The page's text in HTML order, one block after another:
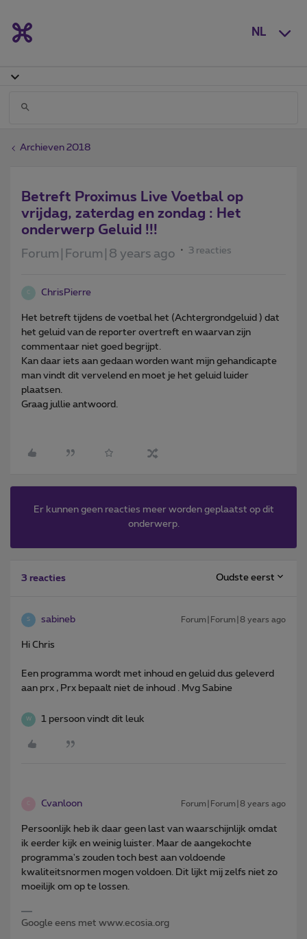
NL
Archieven 2018
Betreft Proximus Live Voetbal op
vrijdag, zaterdag en zondag : Het
onderwerp Geluid !!!
Forum|Forum|8 years ago 3 reacties
C ChrisPierre
Het betreft tijdens de voetbal het (Achtergrondgeluid ) dat
het geluid van de reporter overtreft en waarvan zijn
commentaar niet goed begrijpt.
Kan daar iets aan gedaan worden want mijn gehandicapte
man vindt dit vervelend en moet je het geluid luider
plaatsen.
Graag jullie antwoord.
Er kunnen geen reacties meer worden geplaatst op dit
onderwerp.
3 reacties Oudste eerst
S sabineb Forum|Forum|8 years ago
Hi Chris
Een programma wordt met inhoud en geluid dus geleverd
aan prx , Prx bepaalt niet de inhoud . Mvg Sabine
W 1 persoon vindt dit leuk
Cvanloon Forum|Forum|8 years ago
Persoonlijk heb ik daar geen last van waarschijnlijk omdat
ik eerder kijk en weinig luister. Maar de aangekochte
programma's zouden toch best aan voldoende
kwaliteitsnormen mogen voldoen. Dit lijkt mij zelfs niet zo
moeilijk om op te lossen.
Google eens met www.ecosia.org